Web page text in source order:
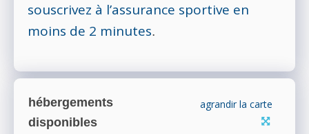
souscrivez à l’assurance sportive en
moins de 2 minutes.
hébergements
disponibles
agrandir la carte